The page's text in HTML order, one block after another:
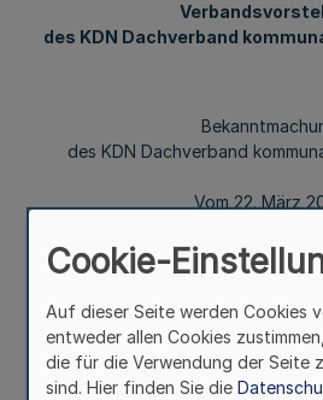
des KDN Dachverband
des KDN Dachverband
Vom 22. März
Andree Haack,
Verbandsvorsteher des KDN
IT-Dienstleister
Cookie-
Auf dieser Seite werden Cookies
entweder allen Cookies
die für die Verwendung der Seite
sind. Hier finden Sie die